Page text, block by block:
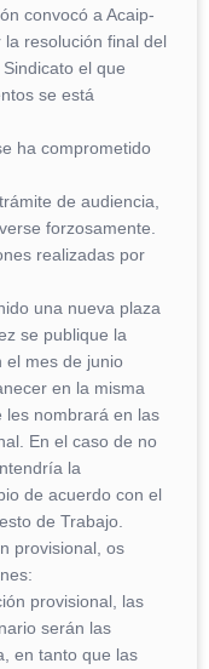
convocó a Acaip-
resolución final del
el que
se está
ha comprometido
de audiencia,
forzosamente.
realizadas por
una nueva plaza
se publique la
el mes de junio
en la misma
les nombrará en las
En el caso de no
la
de acuerdo con el
de Trabajo.
provisional, os
provisional, las
serán las
en tanto que las